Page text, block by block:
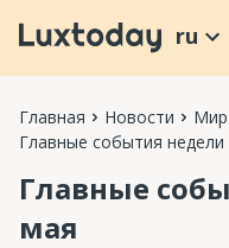
ru
Главная Новости
Мир
Главные события
Главные
мая